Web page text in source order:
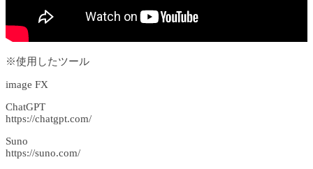
※使用したツール
image FX
ChatGPT
https://chatgpt.com/
Suno
https://suno.com/